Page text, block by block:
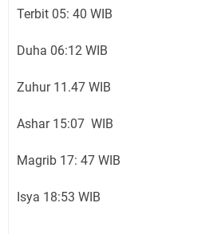
Terbit 05: 40 WIB
Duha 06:12 WIB
Zuhur 11.47 WIB
Ashar 15:07 WIB
Magrib 17: 47 WIB
Isya 18:53 WIB